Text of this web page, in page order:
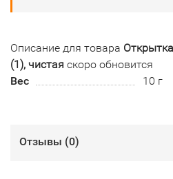
Описание для товара
(1), чистая скоро обновится
Вес
10 г
Отзывы (0)